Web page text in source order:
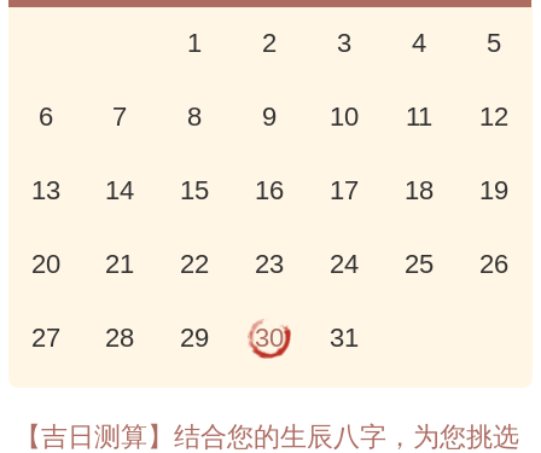
1 2 3 4 5
6 7 8 9 10 11 12
13 14 15 16 17 18 19
20 21 22 23 24 25 26
27 28 29 30 31
【吉日测算】结合您的生辰八字，为您挑选